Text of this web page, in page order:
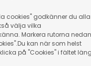
cookies" godkänner du alla
välja vilka
Markera rutorna nedan
kan när som helst
på "Cookies" i fältet